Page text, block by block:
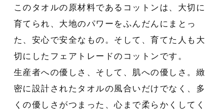
このタオルの原材料であるコットンは、大切に
育てられ、大地のパワーをふんだんにまとっ
た、安心で安全なもの。そして、育てた人も大
切にしたフェアトレードのコットンです。
生産者への優しさ、そして、肌への優しさ。緻
密に設計されたタオルの風合いだけでなく、多
くの優しさがつまった、心まで柔らかくしてく